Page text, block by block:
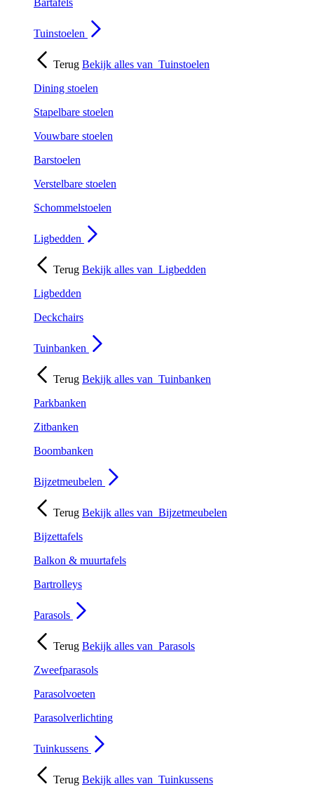
Tuinstoelen
Terug Bekijk alles van Tuinstoelen
Dining stoelen
Stapelbare stoelen
Vouwbare stoelen
Barstoelen
Verstelbare stoelen
Schommelstoelen
Ligbedden
Terug Bekijk alles van Ligbedden
Ligbedden
Deckchairs
Tuinbanken
Terug Bekijk alles van Tuinbanken
Parkbanken
Zitbanken
Boombanken
Bijzetmeubelen
Terug Bekijk alles van Bijzetmeubelen
Bijzettafels
Balkon & muurtafels
Bartrolleys
Parasols
Terug Bekijk alles van Parasols
Zweefparasols
Parasolvoeten
Parasolverlichting
Tuinkussens
Terug Bekijk alles van Tuinkussens